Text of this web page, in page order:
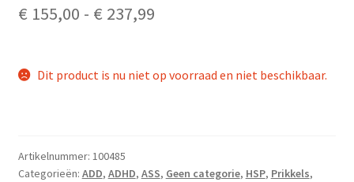
€ 155,00 - € 237,99Prijsklasse:
tot
Dit product is nu niet op voorraad en niet beschikbaar.
Artikelnummer: 100485
Categorieën: ADD, ADHD, ASS, Geen categorie, HSP, Prikkels,